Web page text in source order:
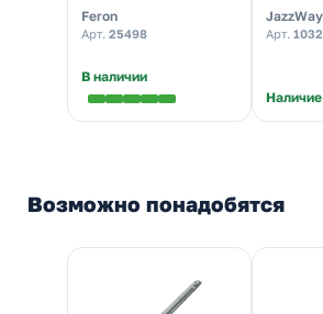
свет
Feron
Арт. 25498
В наличии
(стекло)
JazzWay
Арт.
Наличие
Возможно понадобятся